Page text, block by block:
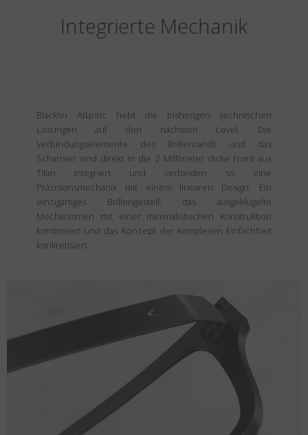
Integrierte Mechanik
Blackfin Atlantic hebt die bisherigen technischen
Lösungen auf den nächsten Level. Die
Verbindungselemente des Brillenrands und das
Scharnier sind direkt in die 2 Millimeter dicke Front aus
Titan integriert und verbinden so eine
Präzisionsmechanik mit einem linearen Design. Ein
einzigartiges Brillengestell, das ausgeklügelte
Mechanismen mit einer minimalistischen Konstruktion
kombiniert und das Konzept der komplexen Einfachheit
konkretisiert.